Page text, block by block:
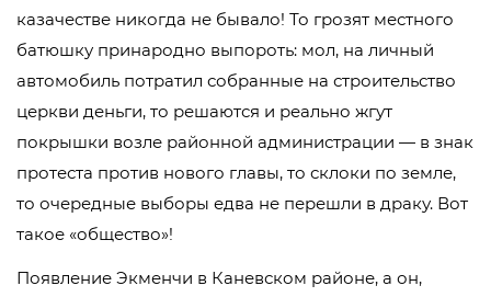
казачестве никогда не бывало! То грозят местного
батюшку принародно выпороть: мол, на личный
автомобиль потратил собранные на строительство
церкви деньги, то решаются и реально жгут
покрышки возле районной администрации — в знак
протеста против нового главы, то склоки по земле,
то очередные выборы едва не перешли в драку. Вот
такое «общество»!
Появление Экменчи в Каневском районе, а он,